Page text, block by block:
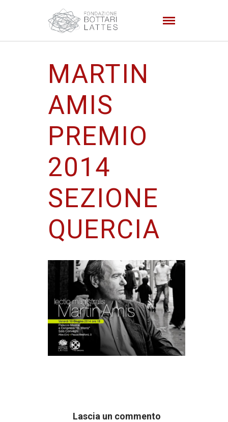
MARTIN
AMIS
PREMIO
2014
SEZIONE
QUERCIA
Lascia un commento